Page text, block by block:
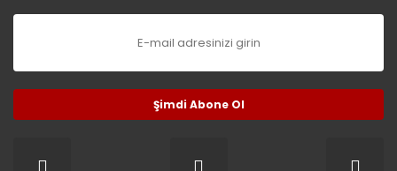
Şimdi Abone Ol